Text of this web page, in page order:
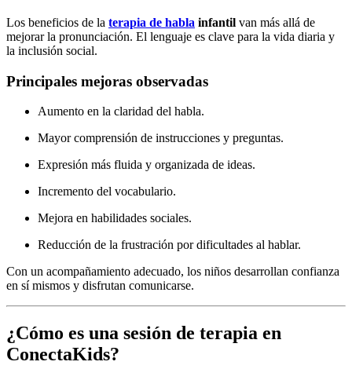
Los beneficios de la terapia de habla infantil van más allá de
mejorar la pronunciación. El lenguaje es clave para la vida diaria y
la inclusión social.
Principales mejoras observadas
Aumento en la claridad del habla.
Mayor comprensión de instrucciones y preguntas.
Expresión más fluida y organizada de ideas.
Incremento del vocabulario.
Mejora en habilidades sociales.
Reducción de la frustración por dificultades al hablar.
Con un acompañamiento adecuado, los niños desarrollan confianza
en sí mismos y disfrutan comunicarse.
¿Cómo es una sesión de terapia en
ConectaKids?